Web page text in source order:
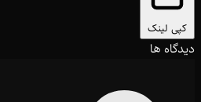
کپی لینک
دیدگاه ها